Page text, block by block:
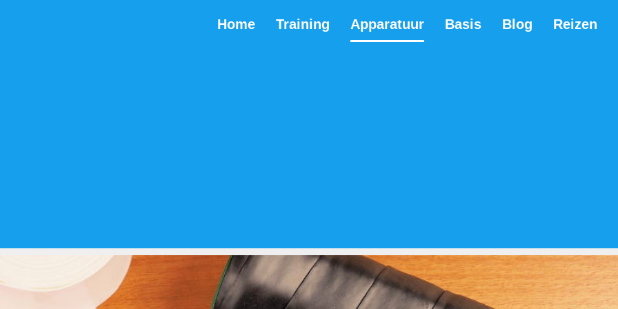
Home Training Apparatuur Basis Blog Reizen